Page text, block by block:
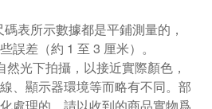
表所示數據都是平鋪測量的，
誤差（約 1 至 3 厘米）。
光下拍攝，以接近實際顏色，
、顯示器環境等而略有不同。部